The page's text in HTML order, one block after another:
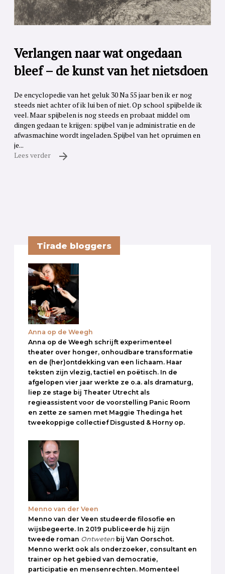
Verlangen naar wat ongedaan
bleef – de kunst van het nietsdoen
De encyclopedie van het geluk 30 Na 55 jaar ben ik er nog
steeds niet achter of ik lui ben of niet. Op school spijbelde ik
veel. Maar spijbelen is nog steeds en probaat middel om
dingen gedaan te krijgen: spijbel van je administratie en de
afwasmachine wordt ingeladen. Spijbel van het opruimen en
je...
Lees verder
Tirade bloggers
Anna op de Weegh
Anna op de Weegh schrijft experimenteel
theater over honger, onhoudbare transformatie
en de (her)ontdekking van een lichaam. Haar
teksten zijn vlezig, tactiel en poëtisch. In de
afgelopen vier jaar werkte ze o.a. als dramaturg,
liep ze stage bij Theater Utrecht als
regieassistent voor de voorstelling Panic Room
en zette ze samen met Maggie Thedinga het
tweekoppige collectief Disgusted & Horny op.
Menno van der Veen
Menno van der Veen studeerde filosofie en
wijsbegeerte. In 2019 publiceerde hij zijn
tweede roman Ontweten bij Van Oorschot.
Menno werkt ook als onderzoeker, consultant en
trainer op het gebied van democratie,
participatie en mensenrechten. Momenteel